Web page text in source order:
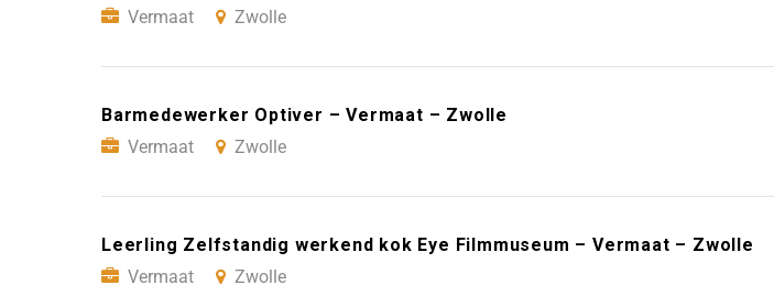
Vermaat
Zwolle
Barmedewerker Optiver – Vermaat – Zwolle
Vermaat
Zwolle
Leerling Zelfstandig werkend kok Eye Filmmuseum – Vermaat – Zwolle
Vermaat
Zwolle